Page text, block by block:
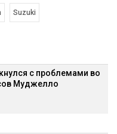
Suzuki
с проблемами во
Муджелло